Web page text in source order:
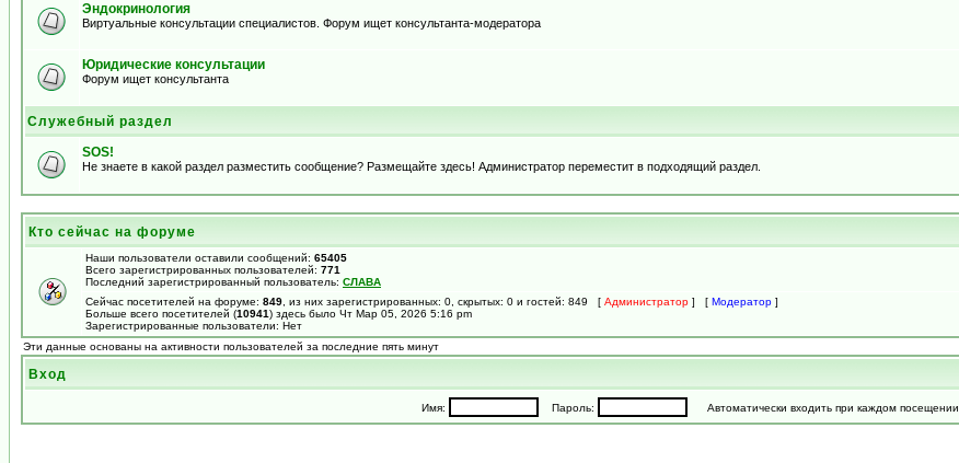
Эндокринология
Виртуальные консультации специалистов. Форум ищет консультанта-модератора
Юридические консультации
Форум ищет консультанта
Служебный раздел
SOS!
Не знаете в какой раздел разместить сообщение? Размещайте здесь! Администратор переместит в подходящий раздел.
Кто сейчас на форуме
Наши пользователи оставили сообщений: 65405
Всего зарегистрированных пользователей: 771
Последний зарегистрированный пользователь: СЛАВА
Сейчас посетителей на форуме: 849 , из них зарегистрированных: 0, скрытых: 0 и гостей: 849 [ Администратор ] [ Модератор ]
Больше всего посетителей (10941) здесь было Чт Мар 05, 2026 5:16 pm
Зарегистрированные пользователи: Нет
Эти данные основаны на активности пользователей за последние пять минут
Вход
Имя: Пароль: Автоматически входить при каждом посещении